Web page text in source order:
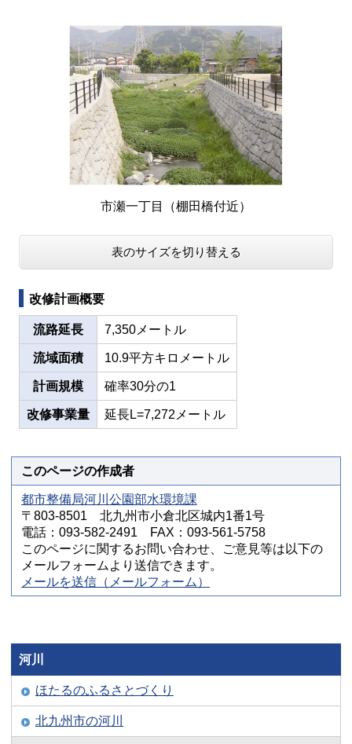
市瀬一丁目（棚田橋付近）
表のサイズを切り替える
改修計画概要
流路延長 7,350メートル
流域面積 10.9平方キロメートル
計画規模 確率30分の1
改修事業量 延長L=7,272メートル
このページの作成者
都市整備局河川公園部水環境課
〒803-8501 北九州市小倉北区城内1番1号
電話：093-582-2491 FAX：093-561-5758
このページに関するお問い合わせ、ご意見等は以下の
メールフォームより送信できます。
メールを送信（メールフォーム）
河川
ほたるのふるさとづくり
北九州市の河川